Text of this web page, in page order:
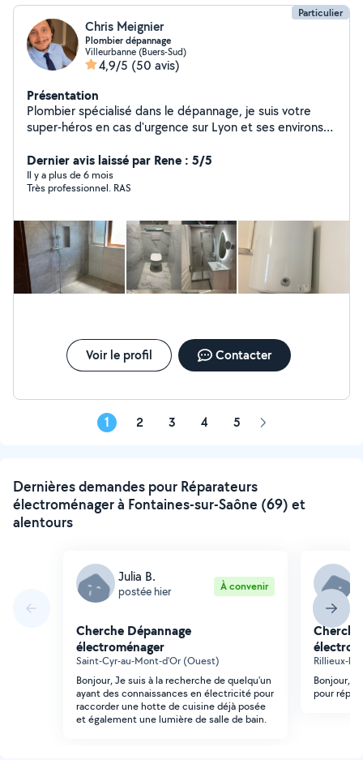
Particulier
Chris Meignier
Plombier dépannage
Villeurbanne (Buers-Sud)
4,9/5 (50 avis)
Présentation
Plombier spécialisé dans le dépannage, je suis votre
super-héros en cas d'urgence sur Lyon et ses environs
réparer les fuites plus vite que leur ombre. Déboucher
WC, lavabos et éviers sans jamais perdre mon sang-
froid. Transformer votre vieille robinetterie en œuvre
détresse (ou lui offrir une retraite bien méritée).
Installer vos nouveaux WC avec style et précision. Et
bien d'autres missions sur vos demande ! ️ Des solutions
fiables, durables et à prix sympa pour tous vos tracas.
Pour une réponse plus rapide, merci de me contacter au
Dernier avis laissé par Rene : 5/5
Il y a plus de 6 mois
Très professionnel. RAS
Voir le profil Contacter
1 2 3 4 5 Page
Dernières demandes pour Réparateurs
électroménager à Fontaines-sur-Saône (69) et
alentours
Julia B.
postée hier À convenir
Cherche Dépannage
électroménager
Saint-Cyr-au-Mont-d'Or (Ouest)
Bonjour, Je suis à la recherche de quelqu'un
ayant des connaissances en électricité pour
raccorder une hotte de cuisine déjà posée
et également une lumière de salle de bain.
Rillieux-la-
Bonjour,
pour